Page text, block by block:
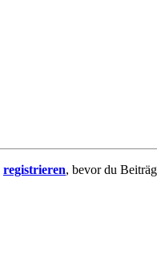
registrieren, bevor du